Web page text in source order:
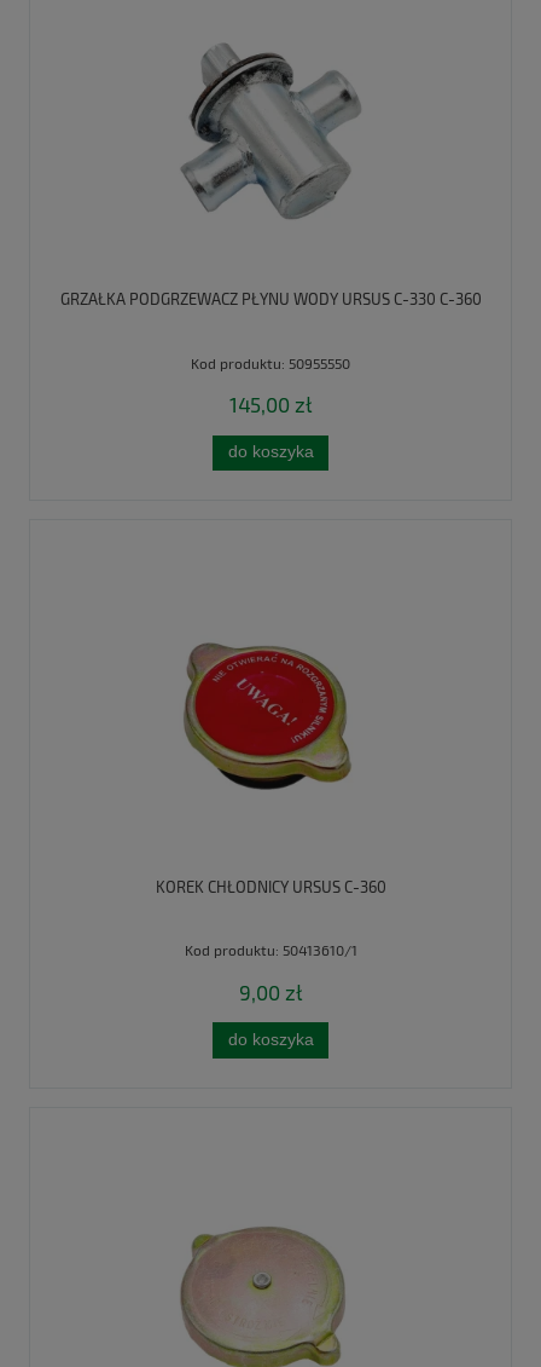
GRZAŁKA PODGRZEWACZ PŁYNU WODY URSUS C-330 C-360
Kod produktu: 50955550
145,00 zł
do koszyka
KOREK CHŁODNICY URSUS C-360
Kod produktu: 50413610/1
9,00 zł
do koszyka